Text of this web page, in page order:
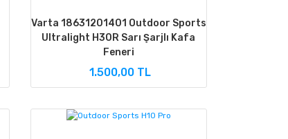
Varta 18631201401 Outdoor Sports
Ultralight H30R Sarı Şarjlı Kafa
Feneri
1.500,00 TL